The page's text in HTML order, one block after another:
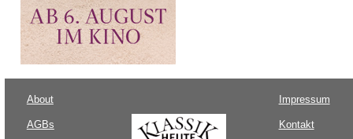
About
AGBs
Impressum
Kontakt